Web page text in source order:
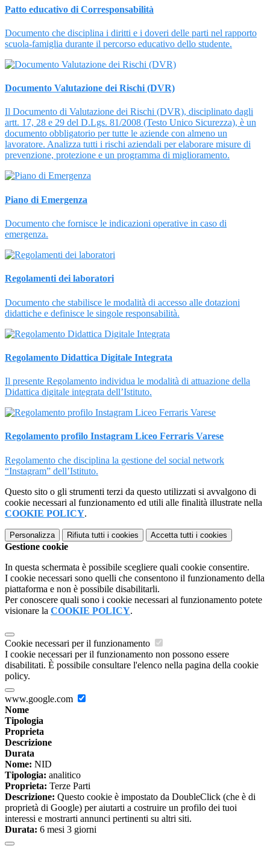
Patto educativo di Corresponsabilità
Documento che disciplina i diritti e i doveri delle parti nel rapporto
scuola-famiglia durante il percorso educativo dello studente.
Documento Valutazione dei Rischi (DVR)
Il Documento di Valutazione dei Rischi (DVR), disciplinato dagli
artt. 17, 28 e 29 del D.Lgs. 81/2008 (Testo Unico Sicurezza), è un
documento obbligatorio per tutte le aziende con almeno un
lavoratore. Analizza tutti i rischi aziendali per elaborare misure di
prevenzione, protezione e un programma di miglioramento.
Piano di Emergenza
Documento che fornisce le indicazioni operative in caso di
emergenza.
Regolamenti dei laboratori
Documento che stabilisce le modalità di accesso alle dotazioni
didattiche e definisce le singole responsabilità.
Regolamento Didattica Digitale Integrata
Il presente Regolamento individua le modalità di attuazione della
Didattica digitale integrata dell’Istituto.
Regolamento profilo Instagram Liceo Ferraris Varese
Regolamento che disciplina la gestione del social network
“Instagram” dell’Istituto.
Questo sito o gli strumenti terzi da questo utilizzati si avvalgono di
cookie necessari al funzionamento ed utili alle finalità illustrate nella
COOKIE POLICY.
Personalizza Rifiuta tutti i cookies Accetta tutti i cookies
Gestione cookie
In questa schermata è possibile scegliere quali cookie consentire.
I cookie necessari sono quelli che consentono il funzionamento della
piattaforma e non è possibile disabilitarli.
Per conoscere quali sono i cookie necessari al funzionamento potete
visionare la COOKIE POLICY.
Cookie necessari per il funzionamento
I cookie necessari per il funzionamento non possono essere
disabilitati. È possibile consultare l'elenco nella pagina della cookie
policy.
www.google.com
Nome
Tipologia
Proprieta
Descrizione
Durata
Nome: NID
Tipologia: analitico
Proprieta: Terze Parti
Descrizione: Questo cookie è impostato da DoubleClick (che è di
proprietà di Google) per aiutarti a costruire un profilo dei tuoi
interessi e mostrarti annunci pertinenti su altri siti.
Durata: 6 mesi 3 giorni